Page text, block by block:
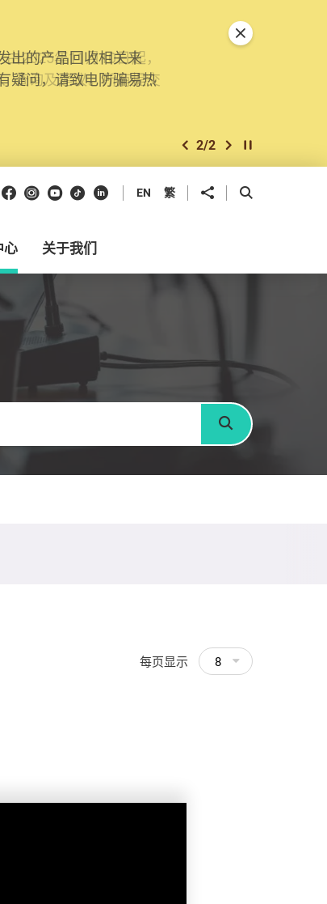
2025年11月10日起，
查询及建议。所有提交
上一个
2/2 下一个开始/暂停幻灯
关闭特別通告
Facebook
Instagram
Youtube
抖音领英 EN 繁 分享到 开启搜寻框
心 关于我们
搜寻
每页显示 8